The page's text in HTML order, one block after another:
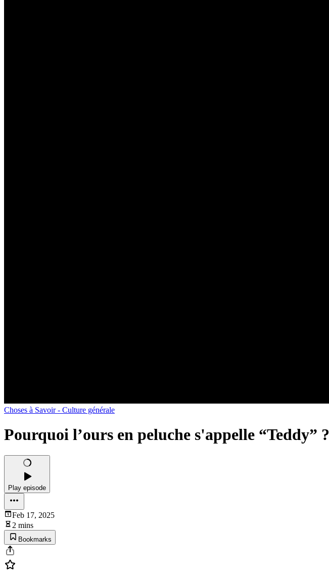
Choses à Savoir - Culture générale
Pourquoi l’ours en peluche s'appelle “Teddy” ?
Play episode
Feb 17, 2025
2 mins
Bookmarks